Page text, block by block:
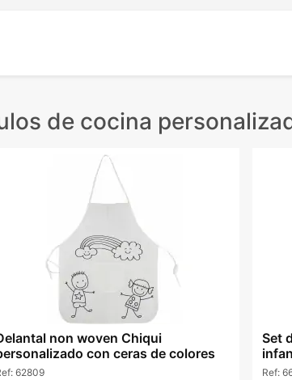
de cocina
non woven Chiqui
con ceras de colores
62809
Set
Ref: